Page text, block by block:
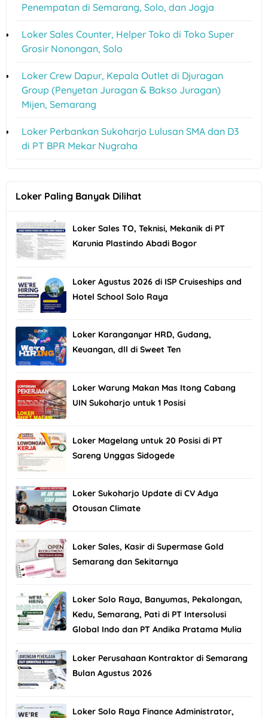
Penempatan di Semarang, Solo, dan Jogja
Loker Sales Counter, Helper Toko di Toko Super
Grosir Nonongan, Solo
Loker Crew Dapur, Kepala Outlet di Djuragan
Group (Penyetan Juragan & Bakso Juragan)
Mijen, Semarang
Loker Perbankan Sukoharjo Lulusan SMA dan D3
di PT BPR Mekar Nugraha
Loker Paling Banyak Dilihat
Loker Sales TO, Teknisi, Mekanik di PT
Karunia Plastindo Abadi Bogor
Loker Agustus 2026 di ISP Cruiseships and
Hotel School Solo Raya
Loker Karanganyar HRD, Gudang,
Keuangan, dll di Sweet Ten
Loker Warung Makan Mas Itong Cabang
UIN Sukoharjo untuk 1 Posisi
Loker Magelang untuk 20 Posisi di PT
Sareng Unggas Sidogede
Loker Sukoharjo Update di CV Adya
Otousan Climate
Loker Sales, Kasir di Supermase Gold
Semarang dan Sekitarnya
Loker Solo Raya, Banyumas, Pekalongan,
Kedu, Semarang, Pati di PT Intersolusi
Global Indo dan PT Andika Pratama Mulia
Loker Perusahaan Kontraktor di Semarang
Bulan Agustus 2026
Loker Solo Raya Finance Administrator,